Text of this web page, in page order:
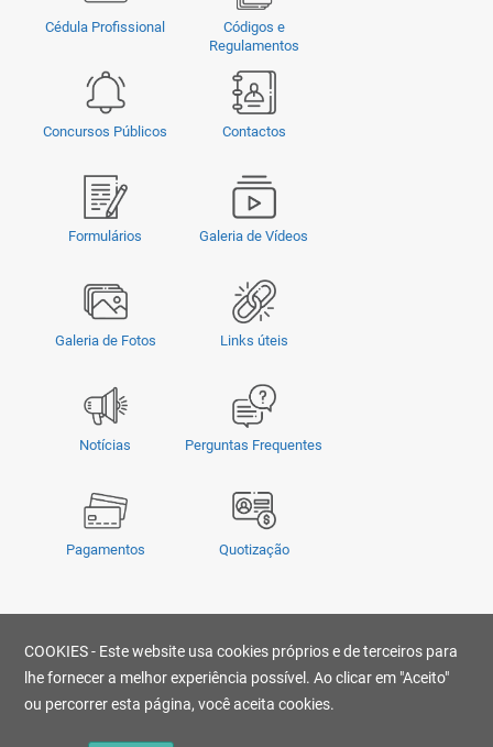
Cédula Profissional
Códigos e
Regulamentos
Concursos Públicos Contactos
Formulários Galeria de Vídeos
Galeria de Fotos Links úteis
Notícias Perguntas Frequentes
Pagamentos Quotização
© Copyright 2026 - OMSUL | O conteúdo não pode ser copiado, publicado,
transmitido, reescrito ou redistribuído sem prévia autorização.
Desenvolvido por
COOKIES - Este website usa cookies próprios e de terceiros para
lhe fornecer a melhor experiência possível. Ao clicar em "Aceito"
ou percorrer esta página, você aceita cookies.